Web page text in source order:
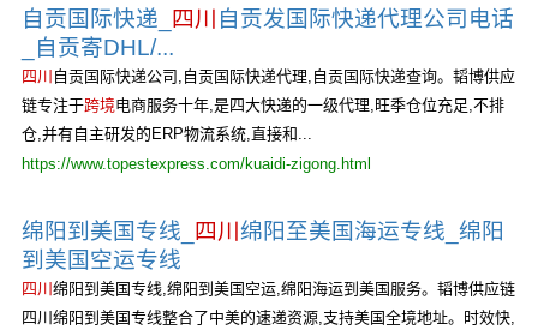
自贡国际快递_ 四川 自贡发国际快递代理公司电话
_自贡寄DHL/...
四川 自贡国际快递公司,自贡国际快递代理,自贡国际快递查询。韬博供应
链专注于跨境电商服务十年,是四大快递的一级代理,旺季仓位充足,不排
仓,并有自主研发的ERP物流系统,直接和...
https://www.topestexpress.com/kuaidi-zigong.html
绵阳到美国专线_ 四川 绵阳至美国海运专线_绵阳
到美国空运专线
四川 绵阳到美国专线,绵阳到美国空运,绵阳海运到美国服务。韬博供应链
四川绵阳到美国专线整合了中美的速递资源,支持美国全境地址。时效快,